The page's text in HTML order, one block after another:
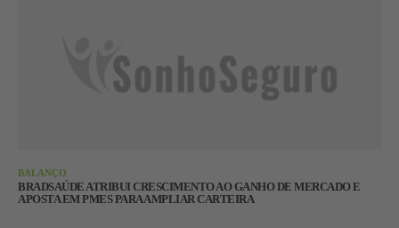
BALANÇO
BRADSAÚDE ATRIBUI CRESCIMENTO AO GANHO DE MERCADO E
APOSTA EM PMES PARA AMPLIAR CARTEIRA